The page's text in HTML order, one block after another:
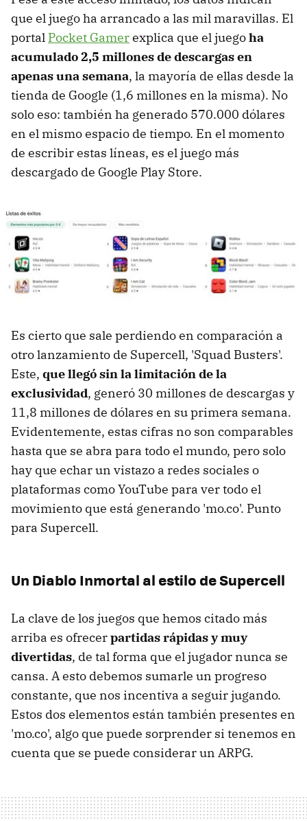
que el juego ha arrancado a las mil maravillas. El
portal Pocket Gamerexplica que el juegoha
acumulado 2,5 millones de descargas en
apenas una semana, la mayoría de ellas desde la
tienda de Google (1,6 millones en la misma). No
solo eso: también ha generado 570.000 dólares
en el mismo espacio de tiempo. En el momento
de escribir estas líneas, es el juego más
descargado de Google Play Store.
Es cierto que sale perdiendo en comparación a
otro lanzamiento de Supercell, 'Squad Busters'.
Este, que llegó sin la limitación de la
exclusividad, generó 30 millones de descargas y
11,8 millones de dólares en su primera semana.
Evidentemente, estas cifras no son comparables
hasta que se abra para todo el mundo, pero solo
hay que echar un vistazo a redes sociales o
plataformas como YouTube para ver todo el
movimiento que está generando 'mo.co'. Punto
para Supercell.
Un Diablo Inmortal al estilo de Supercell
La clave de los juegos que hemos citado más
arriba es ofrecerpartidas rápidas y muy
divertidas, de tal forma que el jugador nunca se
cansa. A esto debemos sumarle un progreso
constante, que nos incentiva a seguir jugando.
Estos dos elementos están también presentes en
'mo.co', algo que puede sorprender si tenemos en
cuenta que se puede considerar un ARPG.